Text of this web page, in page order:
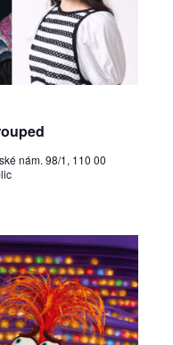
nám. 98/1, 110 00